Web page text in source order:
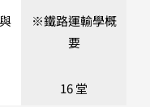
※鐵路運輸學概
要
16 堂